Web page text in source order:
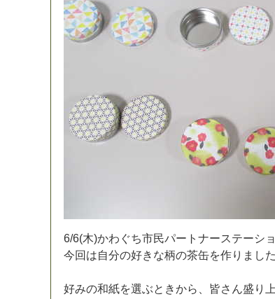
6/6(木)かわ ぐち市民パー ト ナーステーシ ョ
今回 は自分の好き な柄の茶缶を作り ま した
好みの和紙を選ぶと きから 皆さ ん盛 り 上